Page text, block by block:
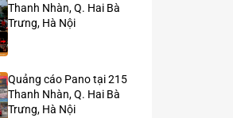
Thanh Nhàn, Q. Hai Bà
Trưng, Hà Nội
Quảng cáo Pano tại 215
Thanh Nhàn, Q. Hai Bà
Trưng, Hà Nội